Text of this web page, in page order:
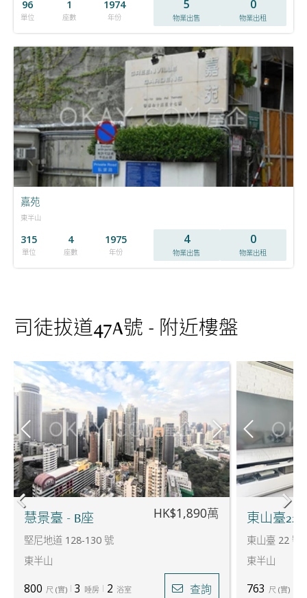
96
單位
1
座數
1974
年份
5
物業出售
0
物業出租
嘉苑
東半山
315
單位
4
座數
1975
年份
4
物業出售
0
物業出租
司徒拔道47A號 - 附近樓盤
慧景臺 - B座
堅尼地道 128-130 號
東半山
HK$1,890萬
800 尺 (實) 3 睡房 2 浴室 查詢
東山臺22
東山臺 22 號
東半山
763 尺 (實)